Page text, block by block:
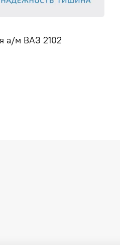
а/м ВАЗ 2102